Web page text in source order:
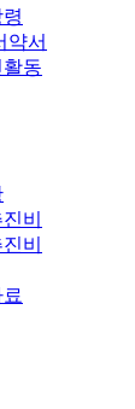
약서
동
비
비